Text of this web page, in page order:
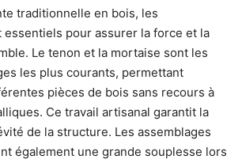
traditionnelle en bois, les
essentiels pour assurer la force et la
Le tenon et la mortaise sont les
les plus courants, permettant
pièces de bois sans recours à
Ce travail artisanal garantit la
de la structure. Les assemblages
également une grande souplesse lors